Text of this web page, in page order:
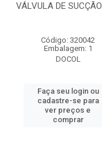
VÁLVULA DE
Código: 320042
Embalagem: 1
DOCOL
Faça seu login ou
cadastre-se para
ver preços e
comprar